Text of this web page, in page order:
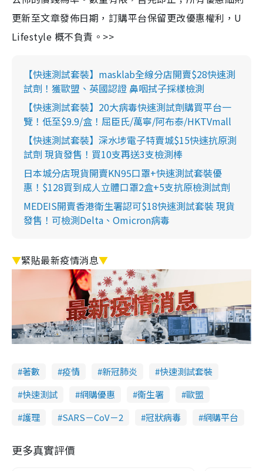
更新至文章發佈日期，訂購平台保留更改優惠權利，U
Lifestyle 概不負責。>>
【快速測試套裝】masklab全線分店開賣$28快速測
試劑！獲歐盟、英國認證 鼻咽拭子採樣檢測
【快速測試套裝】20大病毒快速測試劑購買平台一
覽！低至$9.9/盒！屈臣氏/萬寧/阿布泰/HKTVmall
【快速測試套裝】深水埗電子特賣城$15快速抗原測
試劑 現貨發售！買10支再送3支檢測棒
日本城分店現貨開賣KN95口罩+快速測試套裝優
惠！$128買到成人立體口罩2盒+5支抗原檢測試劑
MEDEIS開賣香港衛生署認可$18快速測試套裝 現貨
發售！可檢測Delta、Omicron病毒
▼緊貼最新疫情消息▼
著數 疫情 新冠肺炎
快速測試套裝
快速測試
網購優惠 衞生署
歐盟
護理
SARS－CoV－2 冠狀病毒 網購平台
更多真實評價